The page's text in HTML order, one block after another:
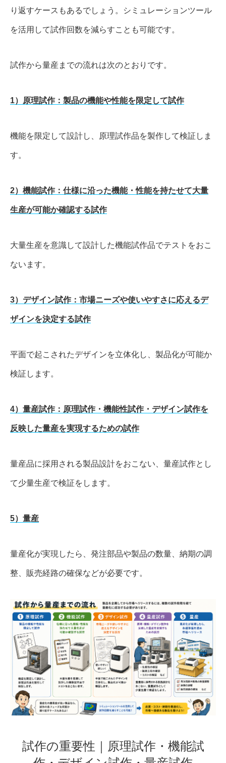
り返すケースもあるでしょう。シミュレーションツール
を活用して試作回数を減らすことも可能です。
試作から量産までの流れは次のとおりです。
1）原理試作：製品の機能や性能を限定して試作
機能を限定して設計し、原理試作品を製作して検証しま
す。
2）機能試作：仕様に沿った機能・性能を持たせて大量
生産が可能か確認する試作
大量生産を意識して設計した機能試作品でテストをおこ
ないます。
3）デザイン試作：市場ニーズや使いやすさに応えるデ
ザインを決定する試作
平面で起こされたデザインを立体化し、製品化が可能か
検証します。
4）量産試作：原理試作・機能性試作・デザイン試作を
反映した量産を実現するための試作
量産品に採用される製品設計をおこない、量産試作とし
て少量生産で検証をします。
5）量産
量産化が実現したら、発注部品や製品の数量、納期の調
整、販売経路の確保などが必要です。
試作の重要性｜原理試作・機能試